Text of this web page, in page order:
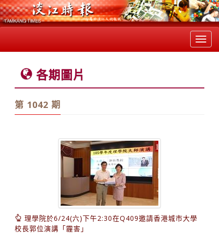
各期圖片
第 1042 期
理學院於6/24(六)下午2:30在Q409邀請香港城市大學
校長郭位演講「霾害」